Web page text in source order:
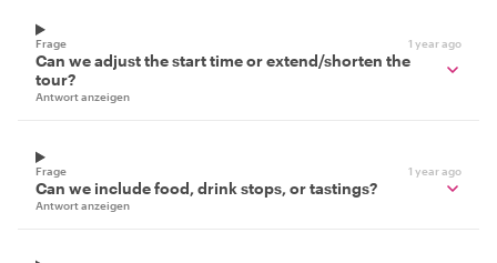
Frage 1 year ago
Can we adjust the start time or extend/shorten the
tour?
Antwort anzeigen
Frage 1 year ago
Can we include food, drink stops, or tastings?
Antwort anzeigen